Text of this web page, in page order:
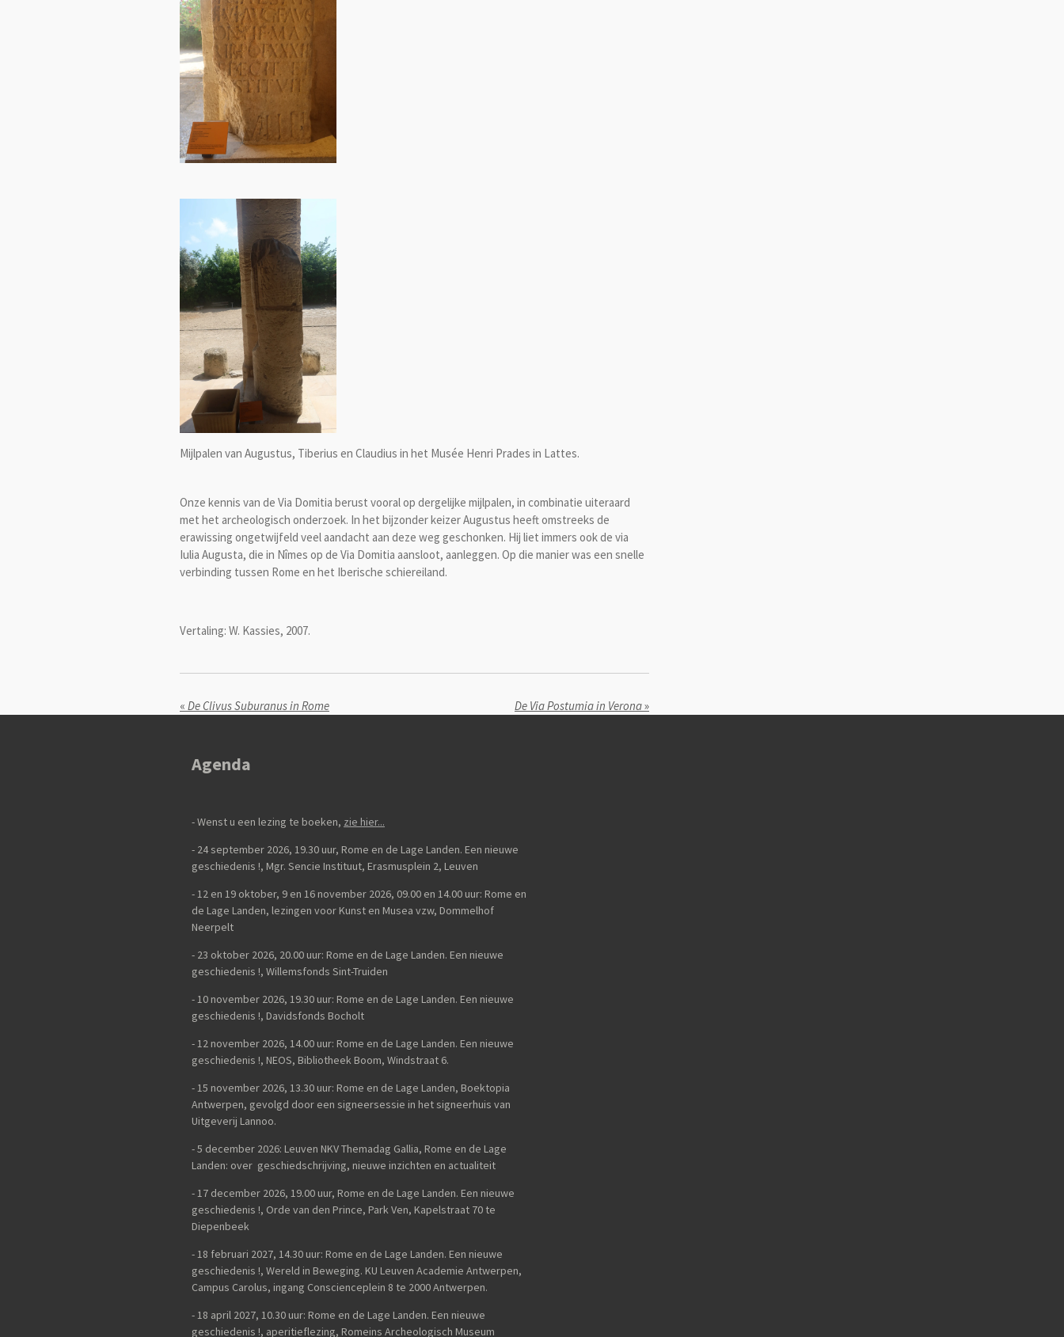
Mijlpalen van Augustus, Tiberius en Claudius in het Musée Henri Prades in Lattes.
Onze kennis van de Via Domitia berust vooral op dergelijke mijlpalen, in combinatie uiteraard
met het archeologisch onderzoek. In het bijzonder keizer Augustus heeft omstreeks de
erawissing ongetwijfeld veel aandacht aan deze weg geschonken. Hij liet immers ook de via
Iulia Augusta, die in Nîmes op de Via Domitia aansloot, aanleggen. Op die manier was een snelle
verbinding tussen Rome en het Iberische schiereiland.
Vertaling: W. Kassies, 2007.
« De Clivus Suburanus in Rome De Via Postumia in Verona»
Agenda
- Wenst u een lezing te boeken, zie hier...
- 24 september 2026, 19.30 uur, Rome en de Lage Landen. Een nieuwe
geschiedenis !, Mgr. Sencie Instituut, Erasmusplein 2, Leuven
-12 en 19 oktober, 9 en 16 november 2026, 09.00 en 14.00 uur: Rome en
de Lage Landen, lezingen voor Kunst en Musea vzw, Dommelhof
Neerpelt
- 23 oktober 2026, 20.00 uur: Rome en de Lage Landen. Een nieuwe
geschiedenis !, Willemsfonds Sint-Truiden
- 10 november 2026, 19.30 uur: Rome en de Lage Landen. Een nieuwe
geschiedenis !, Davidsfonds Bocholt
- 12 november 2026, 14.00 uur: Rome en de Lage Landen. Een nieuwe
geschiedenis !, NEOS, Bibliotheek Boom, Windstraat 6.
- 15 november 2026, 13.30 uur: Rome en de Lage Landen, Boektopia
Antwerpen, gevolgd door een signeersessie in het signeerhuis van
Uitgeverij Lannoo.
- 5 december 2026: Leuven NKV Themadag Gallia, Rome en de Lage
Landen: over geschiedschrijving, nieuwe inzichten en actualiteit
-17 december 2026, 19.00 uur, Rome en de Lage Landen. Een nieuwe
geschiedenis !, Orde van den Prince, Park Ven, Kapelstraat 70 te
Diepenbeek
- 18 februari 2027, 14.30 uur: Rome en de Lage Landen. Een nieuwe
geschiedenis !, Wereld in Beweging. KU Leuven Academie Antwerpen,
Campus Carolus, ingang Conscienceplein 8 te 2000 Antwerpen.
- 18 april 2027, 10.30 uur: Rome en de Lage Landen. Een nieuwe
geschiedenis !, aperitieflezing, Romeins Archeologisch Museum